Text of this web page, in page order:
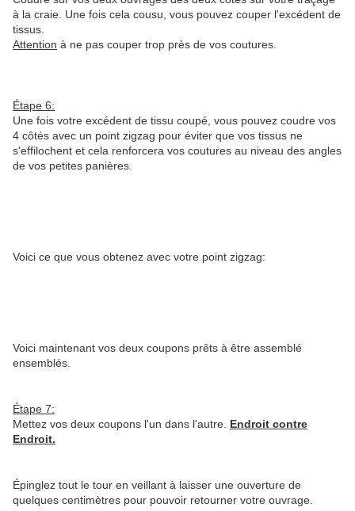
à la craie. Une fois cela cousu, vous pouvez couper l'excédent de
tissus.
Attention à ne pas couper trop près de vos coutures.
Étape 6:
Une fois votre excédent de tissu coupé, vous pouvez coudre vos
4 côtés avec un point zigzag pour éviter que vos tissus ne
s'effilochent et cela renforcera vos coutures au niveau des angles
de vos petites panières.
Voici ce que vous obtenez avec votre point zigzag:
Voici maintenant vos deux coupons prêts à être assemblé
ensemblés.
Étape 7:
Mettez vos deux coupons l'un dans l'autre. Endroit contre
Endroit.
Épinglez tout le tour en veillant à laisser une ouverture de
quelques centimètres pour pouvoir retourner votre ouvrage.